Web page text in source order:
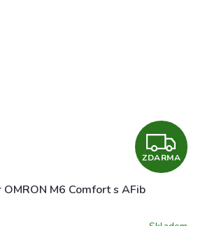
Z
D
ZDARMA
M6 Comfort s AFib